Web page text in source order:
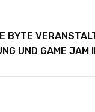
BYTE
UND GAME JAM